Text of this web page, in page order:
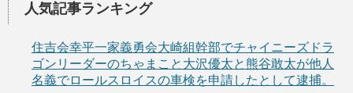
人気記事ランキング
住吉会幸平一家義勇会大崎組幹部でチャイニーズドラ
ゴンリーダーのちゃまこと大沢優太と熊谷敢太が他人
名義でロールスロイスの車検を申請したとして逮捕。